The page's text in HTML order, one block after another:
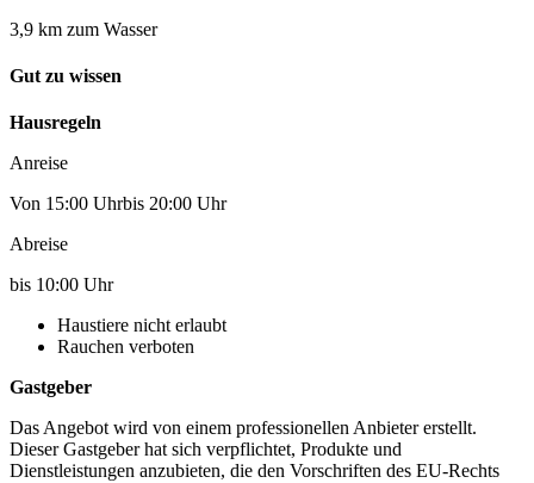
3,9 km zum Wasser
Gut zu wissen
Hausregeln
Anreise
Von 15:00 Uhrbis 20:00 Uhr
Abreise
bis 10:00 Uhr
Haustiere nicht erlaubt
Rauchen verboten
Gastgeber
Das Angebot wird von einem professionellen Anbieter erstellt.
Dieser Gastgeber hat sich verpflichtet, Produkte und
Dienstleistungen anzubieten, die den Vorschriften des EU-Rechts